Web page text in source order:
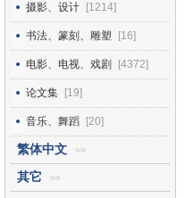
摄影、设计 [1214]
书法、篆刻、雕塑 [16]
电影、电视、戏剧 [4372]
论文集 [19]
音乐、舞蹈 [20]
繁体中文 >>
其它 >>